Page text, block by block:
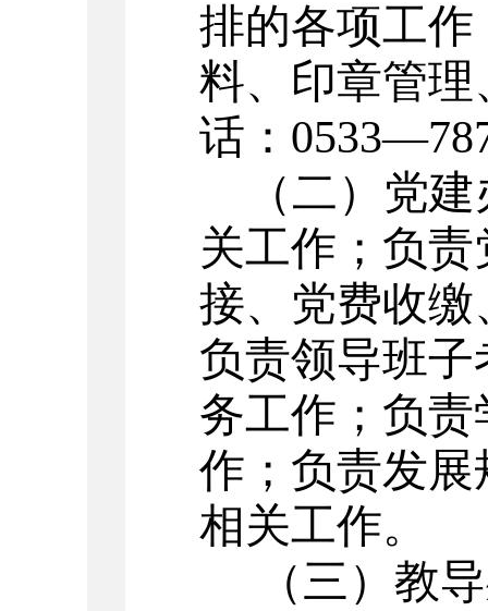
排的各项工
料、印章管
话： 0533—
（二）党
关工作；负
接、党费收
负责领导班
务工作；负
作；负责发
相关工作。
（三）教